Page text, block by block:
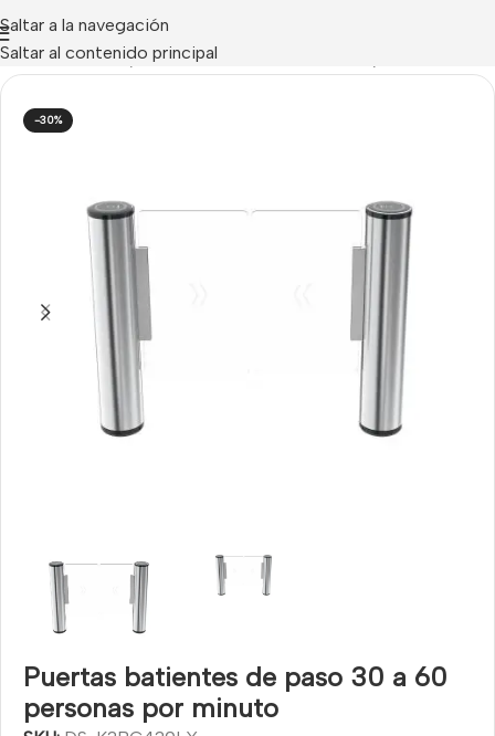
Saltar a la navegación
Saltar al contenido principal
DE ACCESOS/Hikvision Control de Accesos
-30%
Puertas batientes de paso 30 a 60
personas por minuto